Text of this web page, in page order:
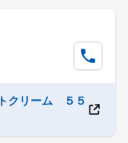
クリーム ５５